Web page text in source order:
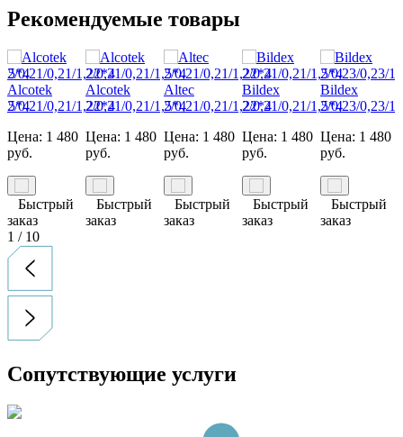
Рекомендуемые товары
Alcotek
2/0,21/0,21/1,22*4
Цена: 1 480
руб.
Быстрый
заказ
Alcotek
2/0,21/0,21/1,5*4
Цена: 1 480
руб.
Быстрый
заказ
Altec
2/0,21/0,21/1,22*4
Цена: 1 480
руб.
Быстрый
заказ
Bildex
2/0,21/0,21/1,5*4
Цена: 1 480
руб.
Быстрый
заказ
Bildex
2/0,23/0,23/
Цена: 1 480
руб.
Быстрый
заказ
1 / 10
Сопутствующие услуги